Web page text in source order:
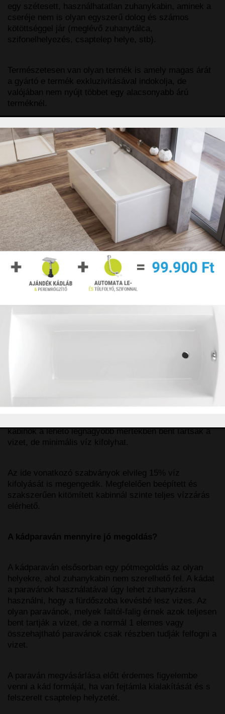
egy szétesett, használhatatlan zuhanykabin, aminek a
cseréje nem is olyan egyszerű dolog és számos
kötöttséggel jár (meglévő zuhanytálca,
szifonelhelyezés, csaptelep helye, stb).
Természetesen van olyan termék is amely magas árát
a gyártó e termék exkluzivitásával indokolja, de
valójában nem nyújt többet egy alacsonyabb árú
terméknél.
Vásárlásnál javasoljuk a szaküzletben való
kiválasztást, ahol az értékesítők tapasztalata,
hozzáértése sokat segíthet a jó döntésben.
Itt különösen igaz a mondás: Az olcsó ár miatt érzett
öröm sokkal rövidebb ideig tart, mint a rossz
minőségből adódó bosszúság!
Mi a vízlepergető üveg?
Több gyártó is kínál a termékei részéhez vízlepergető
bevonatot. Ezt gyártónként eltérő fantázianeveken
hirdetik. Elsősorban a tisztítást könnyítik meg,
csökkentve a vízkő és a szappanlerakodások
megtapadását. Ha feláruk nem irreálisan
havonta a használattól függően kell felvinni a felületre.
A gyártók azt mondják, hogy a zuhanykabin nem
kabinok a lehető legnagyobb mértékben bent tartsák a
vizet, de minimális víz kifolyhat.
Az ide vonatkozó szabványok elvileg 15% víz
kifolyását is megengedik. Megfelelően beépített és
szakszerűen kitömített kabinnál szinte teljes vízzárás
elérhető.
A kádparaván mennyire jó megoldás?
A kádparaván elsősorban egy pótmegoldás az olyan
helyekre, ahol zuhanykabin nem szerelhető fel. A kádat
a paravánok használatával úgy lehet zuhanyzásra
használni, hogy a fürdőszoba kevésbé lesz vizes. Az
olyan paravánok, melyek faltól-falig érnek azok teljesen
bent tartják a vizet, de a normál 1 elemes vagy
összehajtható paravánok csak részben tudják felfogni a
vizet.
A paraván megvásárlása előtt érdemes figyelembe
venni a kád formáját, ha van fejtámla kialakítását és s
felszerelt csaptelep helyzetét.